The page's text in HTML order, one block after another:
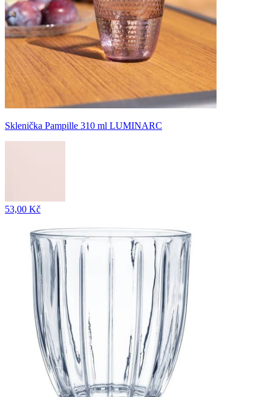
Sklenička Pampille 310 ml LUMINARC
53,00 Kč